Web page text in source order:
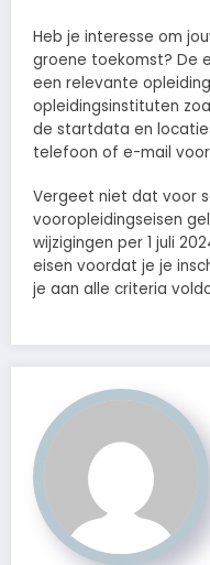
Heb je interesse om
groene toekomst? De
een relevante
opleidingsinstituten
de startdata en
telefoon of e-mail
Vergeet niet dat voor
vooropleidingseisen
wijzigingen per 1 juli
eisen voordat je je
je aan alle criteria